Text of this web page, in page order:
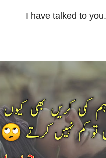
I have talked to you.